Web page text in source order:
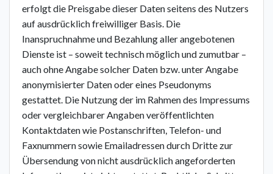
erfolgt die Preisgabe dieser Daten seitens des Nutzers
auf ausdrücklich freiwilliger Basis. Die
Inanspruchnahme und Bezahlung aller angebotenen
Dienste ist – soweit technisch möglich und zumutbar –
auch ohne Angabe solcher Daten bzw. unter Angabe
anonymisierter Daten oder eines Pseudonyms
gestattet. Die Nutzung der im Rahmen des Impressums
oder vergleichbarer Angaben veröffentlichten
Kontaktdaten wie Postanschriften, Telefon- und
Faxnummern sowie Emailadressen durch Dritte zur
Übersendung von nicht ausdrücklich angeforderten